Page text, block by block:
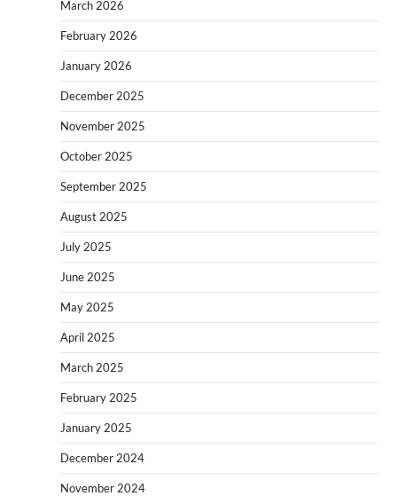
March 2026
February 2026
January 2026
December 2025
November 2025
October 2025
September 2025
August 2025
July 2025
June 2025
May 2025
April 2025
March 2025
February 2025
January 2025
December 2024
November 2024